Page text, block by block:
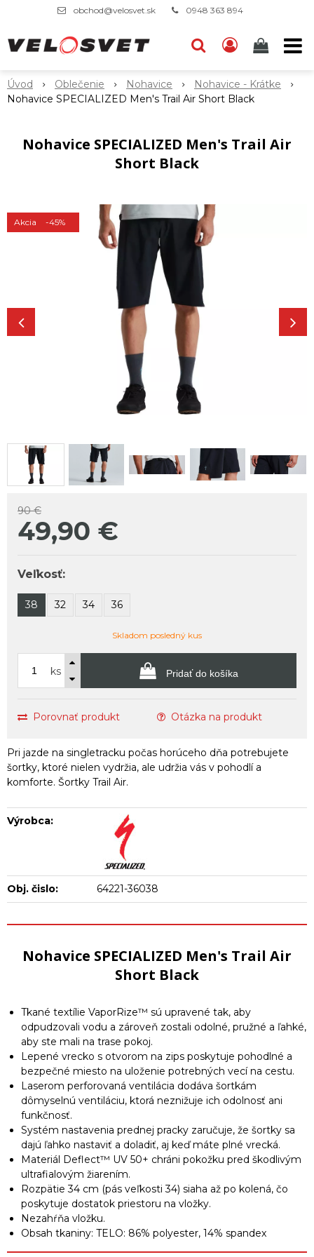
obchod@velosvet.sk 0948 363 894
Úvod Oblečenie Nohavice
Nohavice - Krátke
Nohavice SPECIALIZED Men's Trail Air Short Black
Nohavice SPECIALIZED Men's Trail Air
Short Black
Akcia -45%
90 €
49,90 €
Veľkosť:
38 32 34 36
Skladom posledný kus
ks Pridať do košíka
Porovnať produkt Otázka na produkt
Pri jazde na singletracku počas horúceho dňa potrebujete
šortky, ktoré nielen vydržia, ale udržia vás v pohodlí a
komforte. Šortky Trail Air.
Výrobca:
Obj. čislo: 64221-36038
Nohavice SPECIALIZED Men's Trail Air
Short Black
Tkané textílie VaporRize™ sú upravené tak, aby
odpudzovali vodu a zároveň zostali odolné, pružné a ľahké,
aby ste mali na trase pokoj.
Lepené vrecko s otvorom na zips poskytuje pohodlné a
bezpečné miesto na uloženie potrebných vecí na cestu.
Laserom perforovaná ventilácia dodáva šortkám
dômyselnú ventiláciu, ktorá neznižuje ich odolnosť ani
funkčnosť.
Systém nastavenia prednej pracky zaručuje, že šortky sa
dajú ľahko nastaviť a doladiť, aj keď máte plné vrecká.
Materiál Deflect™ UV 50+ chráni pokožku pred škodlivým
ultrafialovým žiarením.
Rozpätie 34 cm (pás veľkosti 34) siaha až po kolená, čo
poskytuje dostatok priestoru na vložky.
Nezahŕňa vložku.
Obsah tkaniny: TELO: 86% polyester, 14% spandex